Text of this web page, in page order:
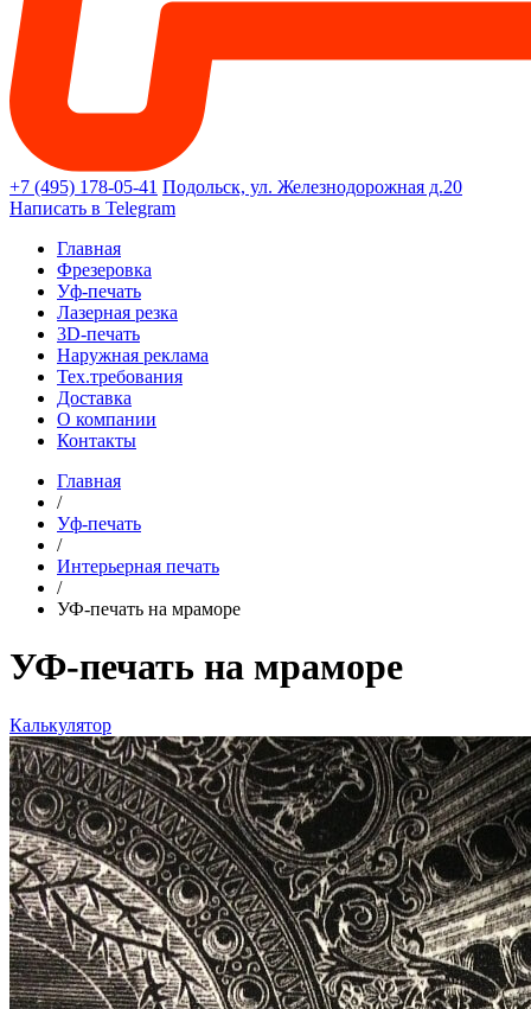
+7 (495) 178-05-41 Подольск, ул. Железнодорожная д.20
Написать в Telegram
Главная
Фрезеровка
Уф-печать
Лазерная резка
3D-печать
Наружная реклама
Тех.требования
Доставка
О компании
Контакты
Главная
/
Уф-печать
/
Интерьерная печать
/
УФ-печать на мраморе
УФ-печать на мраморе
Калькулятор